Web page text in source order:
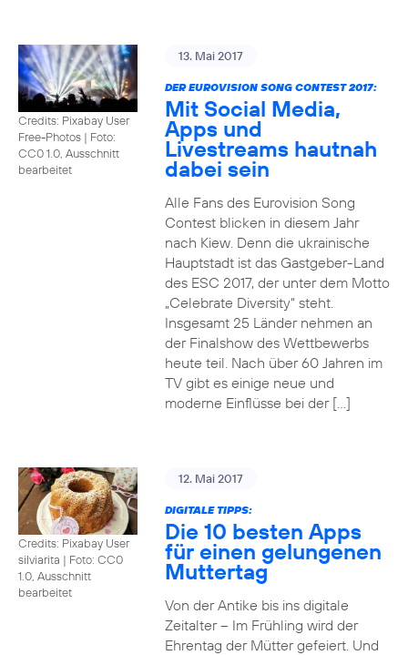
Credits: Pixabay User
Free-Photos | Foto:
CC0 1.0, Ausschnitt
bearbeitet
13. Mai 2017
DER EUROVISION SONG CONTEST 2017:
Mit Social Media,
Apps und
Livestreams hautnah
dabei sein
Alle Fans des Eurovision Song
Contest blicken in diesem Jahr
nach Kiew. Denn die ukrainische
Hauptstadt ist das Gastgeber-Land
des ESC 2017, der unter dem Motto
„Celebrate Diversity“ steht.
Insgesamt 25 Länder nehmen an
der Finalshow des Wettbewerbs
heute teil. Nach über 60 Jahren im
TV gibt es einige neue und
moderne Einflüsse bei der […]
Credits: Pixabay User
silviarita | Foto: CC0
1.0, Ausschnitt
bearbeitet
12. Mai 2017
DIGITALE TIPPS:
Die 10 besten Apps
für einen gelungenen
Muttertag
Von der Antike bis ins digitale
Zeitalter – Im Frühling wird der
Ehrentag der Mütter gefeiert. Und